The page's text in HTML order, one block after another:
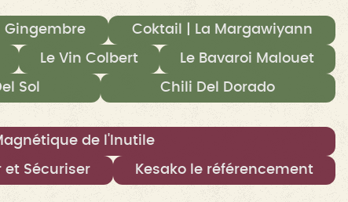
Gingembre Coktail | La Margawiyann
Le Vin Colbert Le Bavaroi Malouet
Sol Chili Del Dorado
de l'Inutile
et Sécuriser Kesako le référencement